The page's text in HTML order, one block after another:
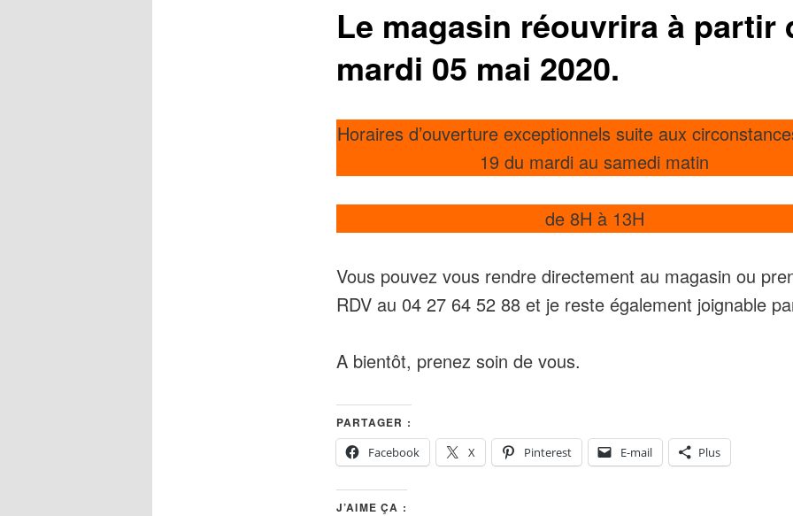
Le magasin réouvrira à partir
mardi 05 mai 2020.
Horaires d’ouverture exceptionnels suite aux
19 du mardi au samedi matin
de 8H à 13H
Vous pouvez vous rendre directement au magasin ou
RDV au 04 27 64 52 88 et je reste également joignable
A bientôt, prenez soin de vous.
PARTAGER :
Facebook
X Pinterest E-mail Plus
J’AIME ÇA :